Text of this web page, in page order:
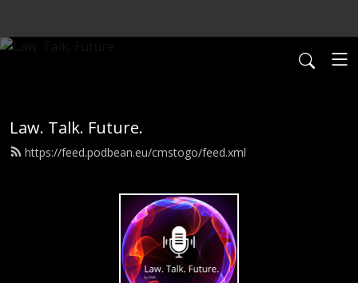
Law. Talk. Future.
https://feed.podbean.eu/cmstogo/feed.xml